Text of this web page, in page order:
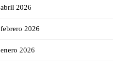
abril 2026
febrero 2026
enero 2026